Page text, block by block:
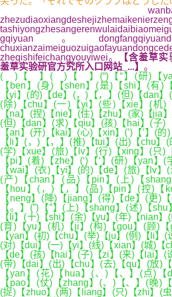
gqiyuan。
zheqishifeichangyouyiwei。
【含羞草
羞草实验研官方究所入口网站_...】 。
( )【 】( )【 】(“)【“】(研)【
【ben】(身)【shen】(是)【shi】(有)
【yi】(的)【de】(，)【，】(但)【dan】
(除)【chu】(一)【yi】(些)【xie】(机)
【na】(捏)【nie】(住)【zhu】(家)【jia】
(但)【dan】(求)【qiu】(孩)【hai】(子)
【an】(开)【kai】(心)【xin】(’)【’】(
【li】(，)【，】(推)【tui】(出)【chu】(
(学)【xue】(旅)【lv】(行)【xing】(只)
【pi】(着)【zhe】(‘)【‘】(研)【yan】(
【wai】(衣)【yi】(的)【de】(旅)【lv】(
(产)【chan】(品)【pin】(上)【
【hou】(，)【，】(品)【pin】(控)【
【neng】(降)【jiang】(得)【de】(更)
【。】(”)【”】(上)【shang】(述)【
【li】(十)【shi】(余)【yu】(年)【nian】
(育)【yu】(机)【ji】(构)【gou】(顾)
【yan】(初)【chu】(举)【ju】(例)【li】(
(对)【dui】(一)【yi】(线)【xian】(城)【
【de】(孩)【hai】(子)【zi】(来)【lai】(
(带)【dai】(出)【chu】(去)【qu】(放)
【yan】(花)【hua】(、)【、】(点)
【pao】(仗)【zhang】(、)【、】(晚)
(捉)【zhuo】(两)【liang】(只)【zhi】(